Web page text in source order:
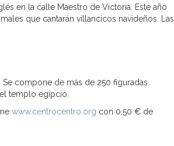
en la calle Maestro de Victoria. Este año
que cantarán villancicos navideños. Las
compone de más de 250 figuradas
templo egipcio.
www.centrocentro.org con 0,50 € de